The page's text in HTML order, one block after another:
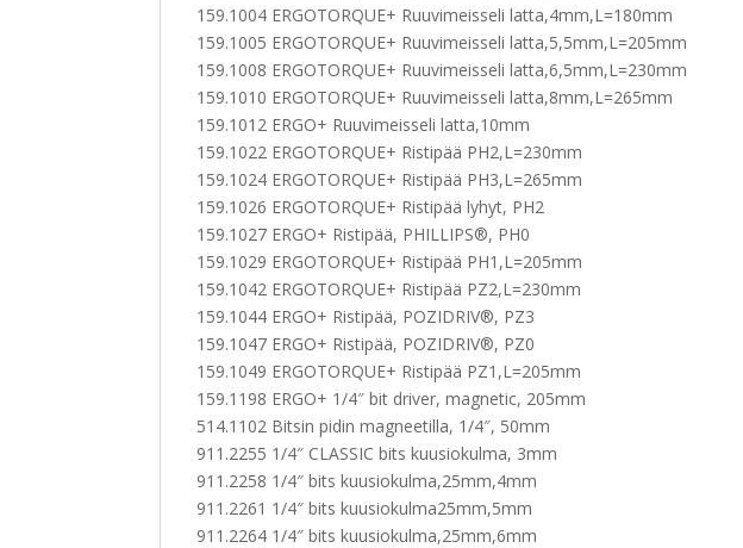
159.1004 ERGOTORQUE+ Ruuvimeisseli latta,4mm,L=180mm
159.1005 ERGOTORQUE+ Ruuvimeisseli latta,5,5mm,L=205mm
159.1008 ERGOTORQUE+ Ruuvimeisseli latta,6,5mm,L=230mm
159.1010 ERGOTORQUE+ Ruuvimeisseli latta,8mm,L=265mm
159.1012 ERGO+ Ruuvimeisseli latta,10mm
159.1022 ERGOTORQUE+ Ristipää PH2,L=230mm
159.1024 ERGOTORQUE+ Ristipää PH3,L=265mm
159.1026 ERGOTORQUE+ Ristipää lyhyt, PH2
159.1027 ERGO+ Ristipää, PHILLIPS®, PH0
159.1029 ERGOTORQUE+ Ristipää PH1,L=205mm
159.1042 ERGOTORQUE+ Ristipää PZ2,L=230mm
159.1044 ERGO+ Ristipää, POZIDRIV®, PZ3
159.1047 ERGO+ Ristipää, POZIDRIV®, PZ0
159.1049 ERGOTORQUE+ Ristipää PZ1,L=205mm
159.1198 ERGO+ 1/4″ bit driver, magnetic, 205mm
514.1102 Bitsin pidin magneetilla, 1/4″, 50mm
911.2255 1/4″ CLASSIC bits kuusiokulma, 3mm
911.2258 1/4″ bits kuusiokulma,25mm,4mm
911.2261 1/4″ bits kuusiokulma25mm,5mm
911.2264 1/4″ bits kuusiokulma,25mm,6mm